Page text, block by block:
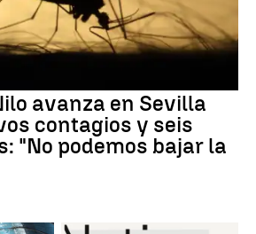
avanza en Sevilla
contagios y seis
"No podemos bajar la